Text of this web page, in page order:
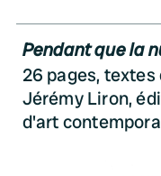
Pendant que la
26 pages,
Jérémy Liron,
d'art